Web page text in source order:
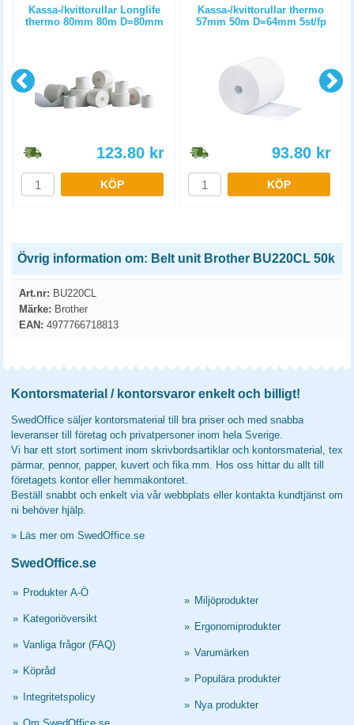
Kassa-/kvittorullar Longlife
thermo 80mm 80m D=80mm
123.80 kr
KÖP
Kassa-/kvittorullar thermo
57mm 50m D=64mm 5st/fp
93.80 kr
KÖP
Övrig information om: Belt unit Brother BU220CL 50k
Art.nr: BU220CL
Märke: Brother
EAN: 4977766718813
Kontorsmaterial / kontorsvaror enkelt och billigt!
SwedOffice säljer kontorsmaterial till bra priser och med snabba
leveranser till företag och privatpersoner inom hela Sverige.
Vi har ett stort sortiment inom skrivbordsartiklar och kontorsmaterial, tex
pärmar, pennor, papper, kuvert och fika mm. Hos oss hittar du allt till
företagets kontor eller hemmakontoret.
Beställ snabbt och enkelt via vår webbplats eller kontakta kundtjänst om
ni behöver hjälp.
» Läs mer om SwedOffice.se
SwedOffice.se
» Produkter A-Ö
» Kategoriöversikt
» Vanliga frågor (FAQ)
» Köpråd
» Integritetspolicy
» Miljöprodukter
» Ergonomiprodukter
» Varumärken
» Populära produkter
» Nya produkter